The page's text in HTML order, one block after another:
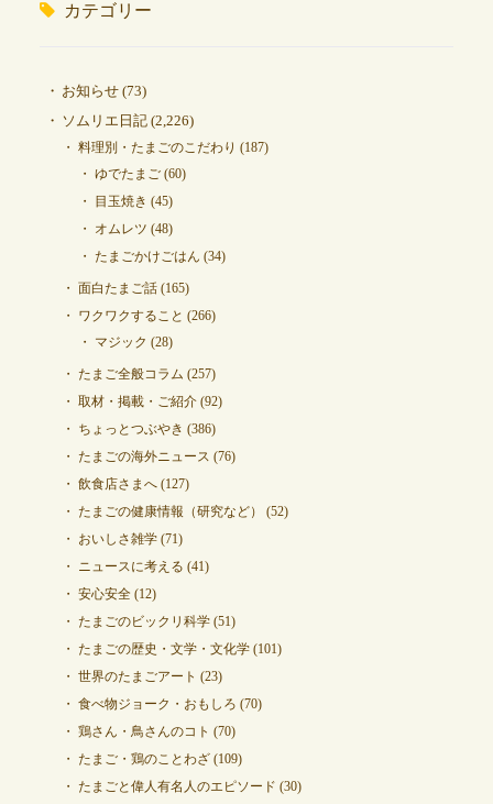
カテゴリー
お知らせ(73)
ソムリエ日記(2,226)
料理別・たまごのこだわり (187)
ゆでたまご(60)
目玉焼き (45)
オムレツ (48)
たまごかけごはん (34)
面白たまご話(165)
ワクワクすること (266)
マジック (28)
たまご全般コラム (257)
取材・掲載・ご紹介(92)
ちょっとつぶやき (386)
たまごの海外ニュース (76)
飲食店さまへ(127)
たまごの健康情報（研究など）
(52)
おいしさ雑学(71)
ニュースに考える (41)
安心安全(12)
たまごのビックリ科学(51)
たまごの歴史・文学・文化学(101)
世界のたまごアート (23)
食べ物ジョーク・おもしろ (70)
鶏さん・鳥さんのコト (70)
たまご・鶏のことわざ(109)
たまごと偉人有名人のエピソード (30)